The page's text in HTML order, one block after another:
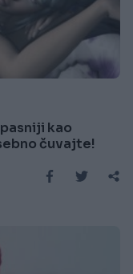
kao
čuvajte!